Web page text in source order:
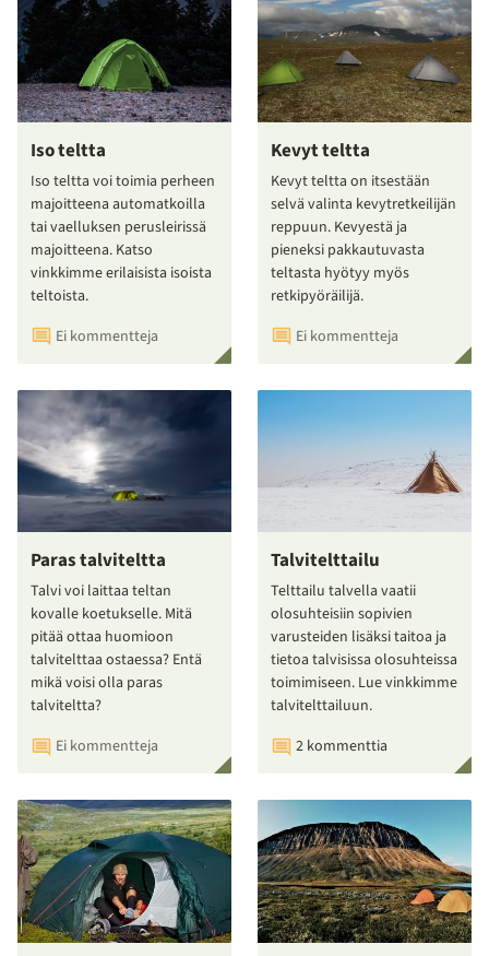
Iso teltta
Iso teltta voi toimia perheen
majoitteena automatkoilla
tai vaelluksen perusleirissä
majoitteena. Katso
vinkkimme erilaisista isoista
teltoista.
Ei kommentteja
Kevyt teltta
Kevyt teltta on itsestään
selvä valinta kevytretkeilijän
reppuun. Kevyestä ja
pieneksi pakkautuvasta
teltasta hyötyy myös
retkipyöräilijä.
Ei kommentteja
Paras talviteltta
Talvi voi laittaa teltan
kovalle koetukselle. Mitä
pitää ottaa huomioon
talvitelttaa ostaessa? Entä
mikä voisi olla paras
talviteltta?
Ei kommentteja
Talvitelttailu
Telttailu talvella vaatii
olosuhteisiin sopivien
varusteiden lisäksi taitoa ja
tietoa talvisissa olosuhteissa
toimimiseen. Lue vinkkimme
talvitelttailuun.
2 kommenttia